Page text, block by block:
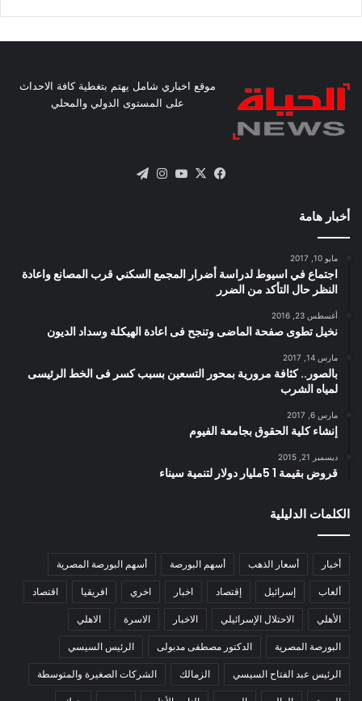
موقع اخباري شامل يهتم بتغطية كافة الاحداث
على المستوى الدولي والمحلي
فيسبوك
X يوتيوبانستقرام
أخبار هامة
مايو 10, 2017
اجتماع في اسيوط لدراسة أضرار المجمع السكني قرب المصانع واعادة
النظر حال التأكد من الضرر
أغسطس 23, 2016
نخيل تطوى صفحة الماضى وتنجح فى اعادة الهيكلة وسداد الديون
مارس 14, 2017
بالصور.. كثافة مرورية بمحور التسعين بسبب كسر فى الخط الرئيسى
لمياه الشرب
مارس 6, 2017
إنشاء كلية الحقوق بجامعة الفيوم
ديسمبر 21, 2015
قروض بقيمة 1 5مليار دولار لتنمية سيناء
الكلمات الدليلية
أخبار أسعار الذهب أسهم البورصة أسهم البورصة المصرية
ألعاب إسرائيل إقتصاد اخبار اخري افريقيا اقتصاد
الأهلي الاحتلال الإسرائيلي الاخبار الاسرة الاهلي
البورصة المصرية الدكتور مصطفى مدبولى الرئيس السيسي
الرئيس عبد الفتاح السيسي الزمالك الشركات الصغيرة والمتوسطة